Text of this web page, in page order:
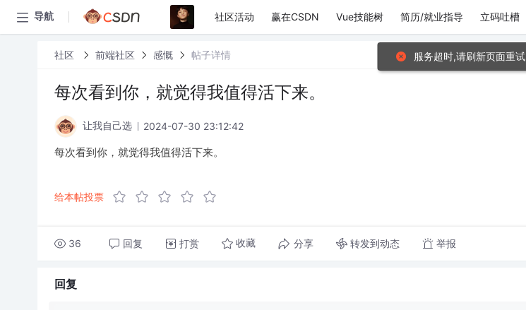
导航 社区活动 赢在CSDN Vue技能树 简历/就业指导 立码吐槽
社区 前端社区 感慨 帖子详情
每次看到你，就觉得我值得活下来。
让我自己选 2024-07-30 23:12:42
每次看到你，就觉得我值得活下来。
给本帖投票
36 回复 打赏 收藏 分享 转发到动态 举报
回复
服务超时,请刷新页面重试